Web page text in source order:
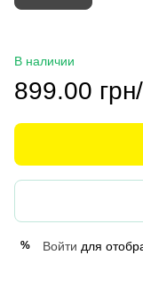
В наличии
899.00
% Войти для